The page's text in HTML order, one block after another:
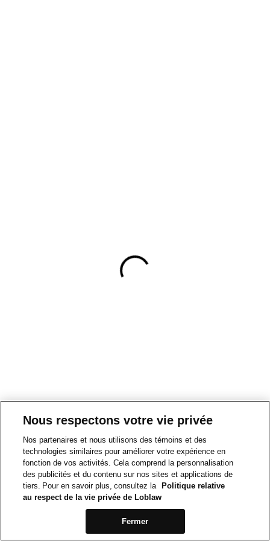
Nous respectons votre vie privée
Nos partenaires et nous utilisons des témoins et des
technologies similaires pour améliorer votre expérience en
fonction de vos activités. Cela comprend la personnalisation
des publicités et du contenu sur nos sites et applications de
tiers. Pour en savoir plus, consultez la
Politique relative
au respect de la vie privée de Loblaw
Fermer